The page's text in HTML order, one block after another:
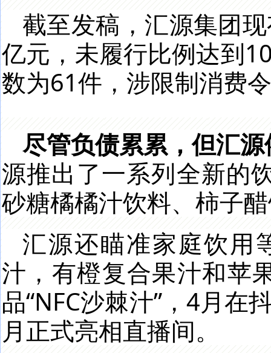
截至发稿，汇源集团
亿元，未履行比例达到
数为61件，涉限制消费
尽管负债累累，但汇
源推出了一系列全新的
砂糖橘橘汁饮料、柿子
汇源还瞄准家庭饮用
汁，有橙复合果汁和苹
品“NFC沙棘汁”，4月在
月正式亮相直播间。